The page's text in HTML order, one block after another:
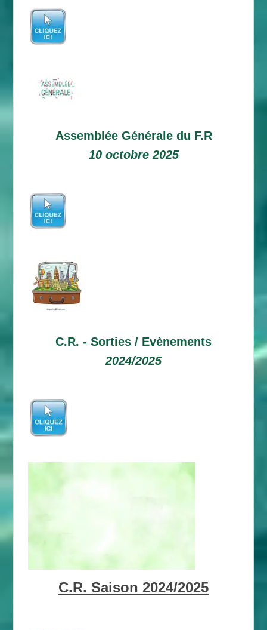
Assemblée Générale du F.R
10 octobre 2025
C.R. - Sorties / Evènements
2024/2025
C.R. Saison 2024/2025